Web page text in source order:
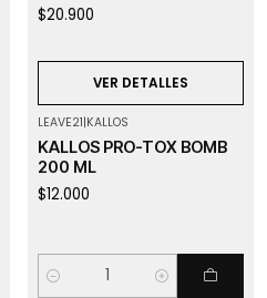
$20.900
VER DETALLES
LEAVE21|KALLOS
KALLOS PRO-TOX BOMB
200 ML
$12.000
Cantidad